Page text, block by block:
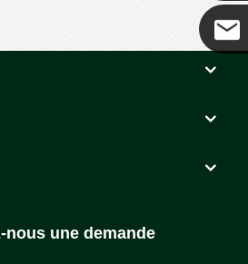
nous une demande
Coco